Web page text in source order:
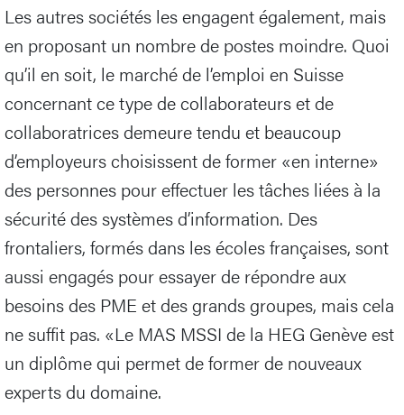
Les autres sociétés les engagent également, mais
en proposant un nombre de postes moindre. Quoi
qu’il en soit, le marché de l’emploi en Suisse
concernant ce type de collaborateurs et de
collaboratrices demeure tendu et beaucoup
d’employeurs choisissent de former «en interne»
des personnes pour effectuer les tâches liées à la
sécurité des systèmes d’information. Des
frontaliers, formés dans les écoles françaises, sont
aussi engagés pour essayer de répondre aux
besoins des PME et des grands groupes, mais cela
ne suffit pas. «Le MAS MSSI de la HEG Genève est
un diplôme qui permet de former de nouveaux
experts du domaine.